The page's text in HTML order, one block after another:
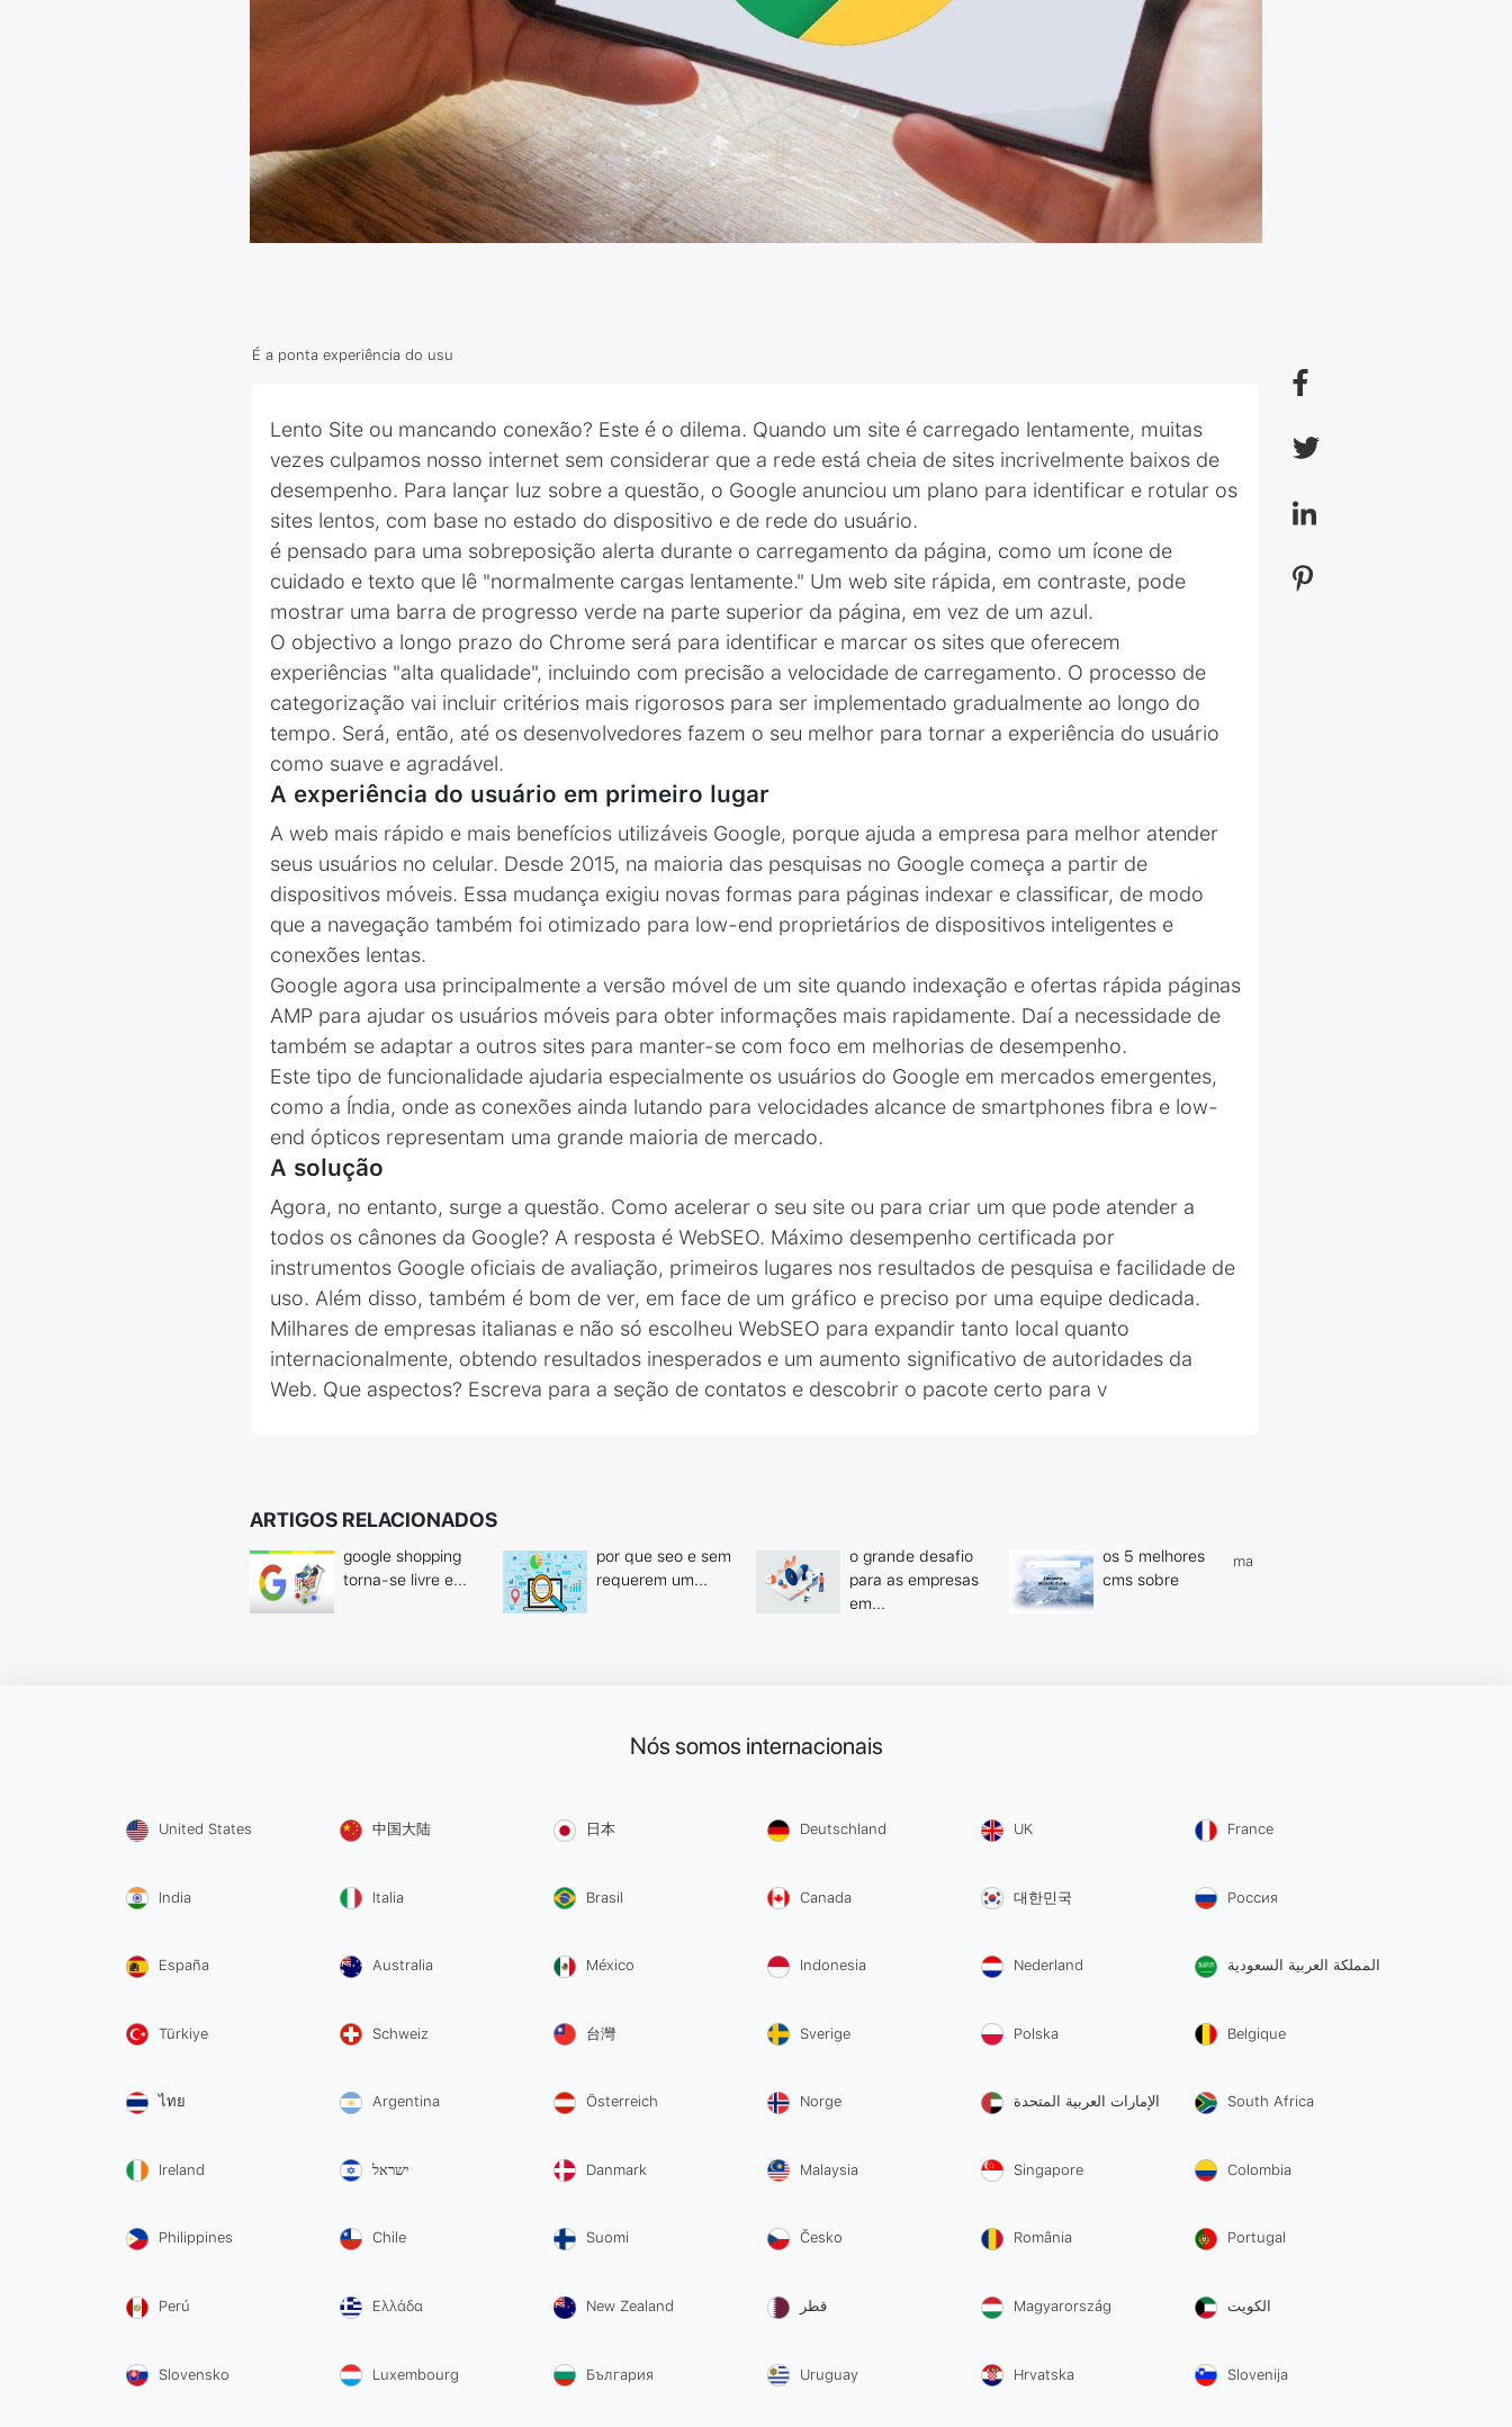
É a ponta experiência do usu
Lento Site ou mancando conexão? Este é o dilema. Quando um site é carregado lentamente, muitas
vezes culpamos nosso internet sem considerar que a rede está cheia de sites incrivelmente baixos de
desempenho. Para lançar luz sobre a questão, o Google anunciou um plano para identificar e rotular os
sites lentos, com base no estado do dispositivo e de rede do usuário.
é pensado para uma sobreposição alerta durante o carregamento da página, como um ícone de
cuidado e texto que lê "normalmente cargas lentamente." Um web site rápida, em contraste, pode
mostrar uma barra de progresso verde na parte superior da página, em vez de um azul.
O objectivo a longo prazo do Chrome será para identificar e marcar os sites que oferecem
experiências "alta qualidade", incluindo com precisão a velocidade de carregamento. O processo de
categorização vai incluir critérios mais rigorosos para ser implementado gradualmente ao longo do
tempo. Será, então, até os desenvolvedores fazem o seu melhor para tornar a experiência do usuário
como suave e agradável.
A experiência do usuário em primeiro lugar
A web mais rápido e mais benefícios utilizáveis ​​Google, porque ajuda a empresa para melhor atender
seus usuários no celular. Desde 2015, na maioria das pesquisas no Google começa a partir de
dispositivos móveis. Essa mudança exigiu novas formas para páginas indexar e classificar, de modo
que a navegação também foi otimizado para low-end proprietários de dispositivos inteligentes e
conexões lentas.
Google agora usa principalmente a versão móvel de um site quando indexação e ofertas rápida páginas
AMP para ajudar os usuários móveis para obter informações mais rapidamente. Daí a necessidade de
também se adaptar a outros sites para manter-se com foco em melhorias de desempenho.
Este tipo de funcionalidade ajudaria especialmente os usuários do Google em mercados emergentes,
como a Índia, onde as conexões ainda lutando para velocidades alcance de smartphones fibra e low-
end ópticos representam uma grande maioria de mercado.
A solução
Agora, no entanto, surge a questão. Como acelerar o seu site ou para criar um que pode atender a
todos os cânones da Google? A resposta é WebSEO. Máximo desempenho certificada por
instrumentos Google oficiais de avaliação, primeiros lugares nos resultados de pesquisa e facilidade de
uso. Além disso, também é bom de ver, em face de um gráfico e preciso por uma equipe dedicada.
Milhares de empresas italianas e não só escolheu WebSEO para expandir tanto local quanto
internacionalmente, obtendo resultados inesperados e um aumento significativo de autoridades da
Web. Que aspectos? Escreva para a seção de contatos e descobrir o pacote certo para v
ARTIGOS RELACIONADOS
google shopping
torna-se livre e...
por que seo e sem
requerem um...
o grande desafio
para as empresas
em...
os 5 melhores
cms sobre
ma
Nós somos internacionais
United States 中国大陆 日本 Deutschland UK France
India Italia Brasil Canada 대한민국 Россия
España Australia México Indonesia Nederland المملكة العربية السعودية
Türkiye Schweiz 台灣 Sverige Polska Belgique
ไทย Argentina Österreich Norge الإمارات العربية المتحدة South Africa
Ireland ישראל Danmark Malaysia Singapore Colombia
Philippines Chile Suomi Česko România Portugal
Perú Ελλάδα New Zealand قطر Magyarország الكويت
Slovensko Luxembourg България Uruguay Hrvatska Slovenija